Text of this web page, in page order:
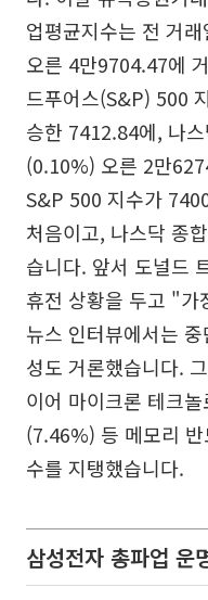
업평균지수는 전 거
오른 4만9704.47에
드푸어스(S&P) 500
승한 7412.84에, 나
(0.10%) 오른 2만
S&P 500 지수가
처음이고, 나스닥 종
습니다. 앞서 도널드
휴전 상황을 두고 "가
뉴스 인터뷰에서는
성도 거론했습니다.
이어 마이크론 테크
(7.46%) 등 메모리
수를 지탱했습니다.
삼성전자 총파업 운